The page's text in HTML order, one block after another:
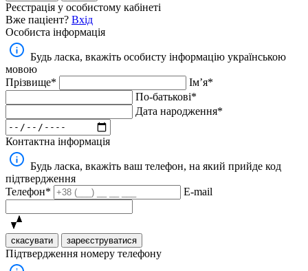
Реєстрація у особистому кабінеті
Вже паціент? Вхід
Особиста інформація
Будь ласка, вкажіть особисту інформацію українською
мовою
Прізвище*
Імʼя*
По-батькові*
Дата народження*
Контактна інформація
Будь ласка, вкажіть ваш телефон, на який прийде код
підтвердження
Телефон*
E-mail
скасувати зареєструватися
Підтвердження номеру телефону